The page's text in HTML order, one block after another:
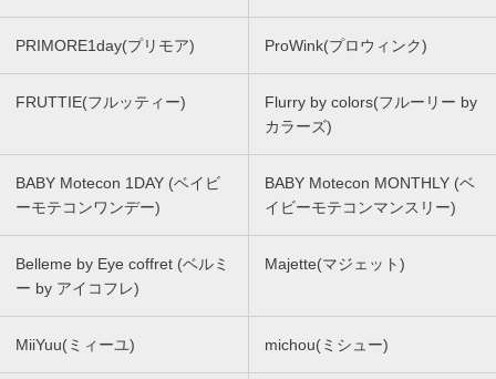
PRIMORE1day(プリモア) ProWink(プロウィンク)
FRUTTIE(フルッティー)
Flurry by colors(フルーリー by
カラーズ)
BABY Motecon 1DAY (ベイビ
ーモテコンワンデー)
BABY Motecon MONTHLY (ベ
イビーモテコンマンスリー)
Belleme by Eye coffret (ベルミ
ー by アイコフレ)
Majette(マジェット)
MiiYuu(ミィーユ) michou(ミシュー)